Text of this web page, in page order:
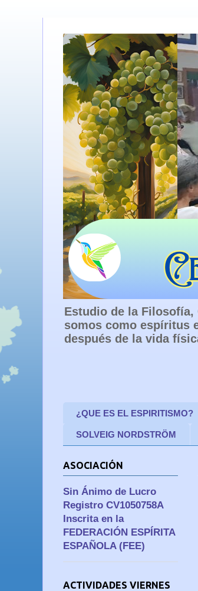
Estudio de la
somos como espíritus
después de la vida
¿QUE ES EL ESPIRITISMO?
SOLVEIG NORDSTRÖM
ASOCIACIÓN
Sin Ánimo de Lucro
Registro CV1050758A
Inscrita en la
FEDERACIÓN ESPÍRITA
ESPAÑOLA (FEE)
ACTIVIDADES VIERNES